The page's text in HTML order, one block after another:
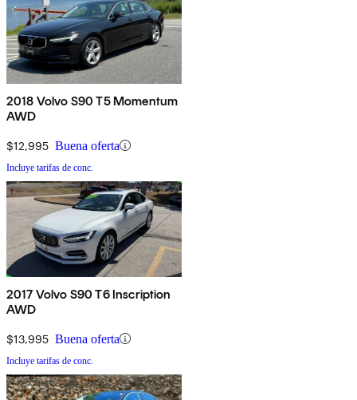
2018 Volvo S90 T5 Momentum
AWD
$12,995 Buena oferta
Incluye tarifas de conc.
2017 Volvo S90 T6 Inscription
AWD
$13,995 Buena oferta
Incluye tarifas de conc.